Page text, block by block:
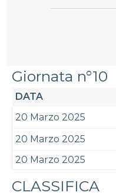
Giornata n°10
DATA
20 Marzo 2025
20 Marzo 2025
20 Marzo 2025
CLASSIFICA